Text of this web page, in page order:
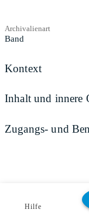
Archivalienart
Band
Kontext
Inhalt und innere
Zugangs- und
Hilfe